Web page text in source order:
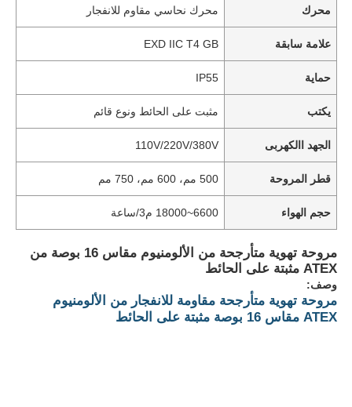
محرك محرك نحاسي مقاوم للانفجار
علامة سابقة EXD IIC T4 GB
حماية IP55
يكتب مثبت على الحائط ونوع قائم
الجهد االكهربى 110V/220V/380V
قطر المروحة 500 مم، 600 مم، 750 مم
حجم الهواء 6600~18000 م3/ساعة
مروحة تهوية متأرجحة من الألومنيوم مقاس 16 بوصة من
ATEX مثبتة على الحائط
وصف:
مروحة تهوية متأرجحة مقاومة للانفجار من الألومنيوم
ATEX مقاس 16 بوصة مثبتة على الحائط